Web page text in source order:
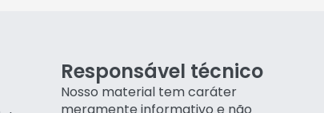
Responsável técnico
Nosso material tem caráter
meramente informativo e não